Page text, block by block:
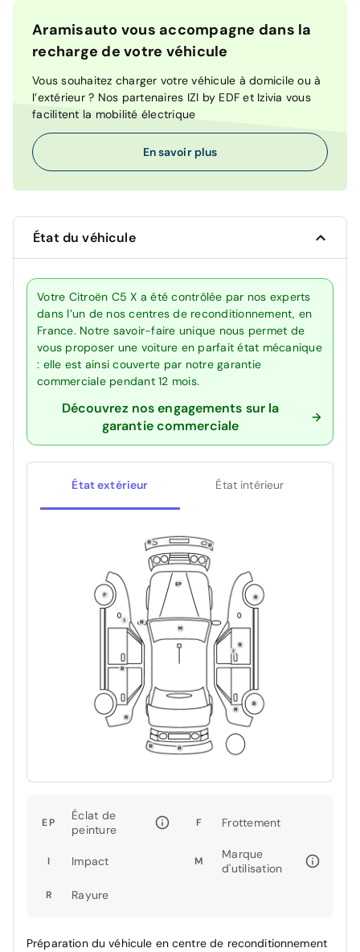
Aramisauto vous accompagne dans la
recharge de votre véhicule
Vous souhaitez charger votre véhicule à domicile ou à
l’extérieur ? Nos partenaires IZI by EDF et Izivia vous
facilitent la mobilité électrique
En savoir plus
État du véhicule
Votre Citroën C5 X a été contrôlée par nos experts
dans l’un de nos centres de reconditionnement, en
France. Notre savoir-faire unique nous permet de
vous proposer une voiture en parfait état mécanique
: elle est ainsi couverte par notre garantie
commerciale pendant 12 mois.
Découvrez nos engagements sur la
garantie commerciale
État extérieur État intérieur
EP
Éclat de
peinture
F Frottement
I Impact M
Marque
d'utilisation
R Rayure
Préparation du véhicule en centre de reconditionnement